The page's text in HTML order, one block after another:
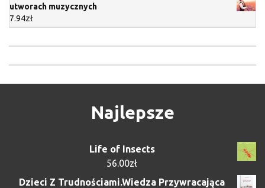
utworach muzycznych
7.94zł
Najlepsze
Life of Insects
56.00zł
Dzieci Z Trudnościami.Wiedza Przywracająca